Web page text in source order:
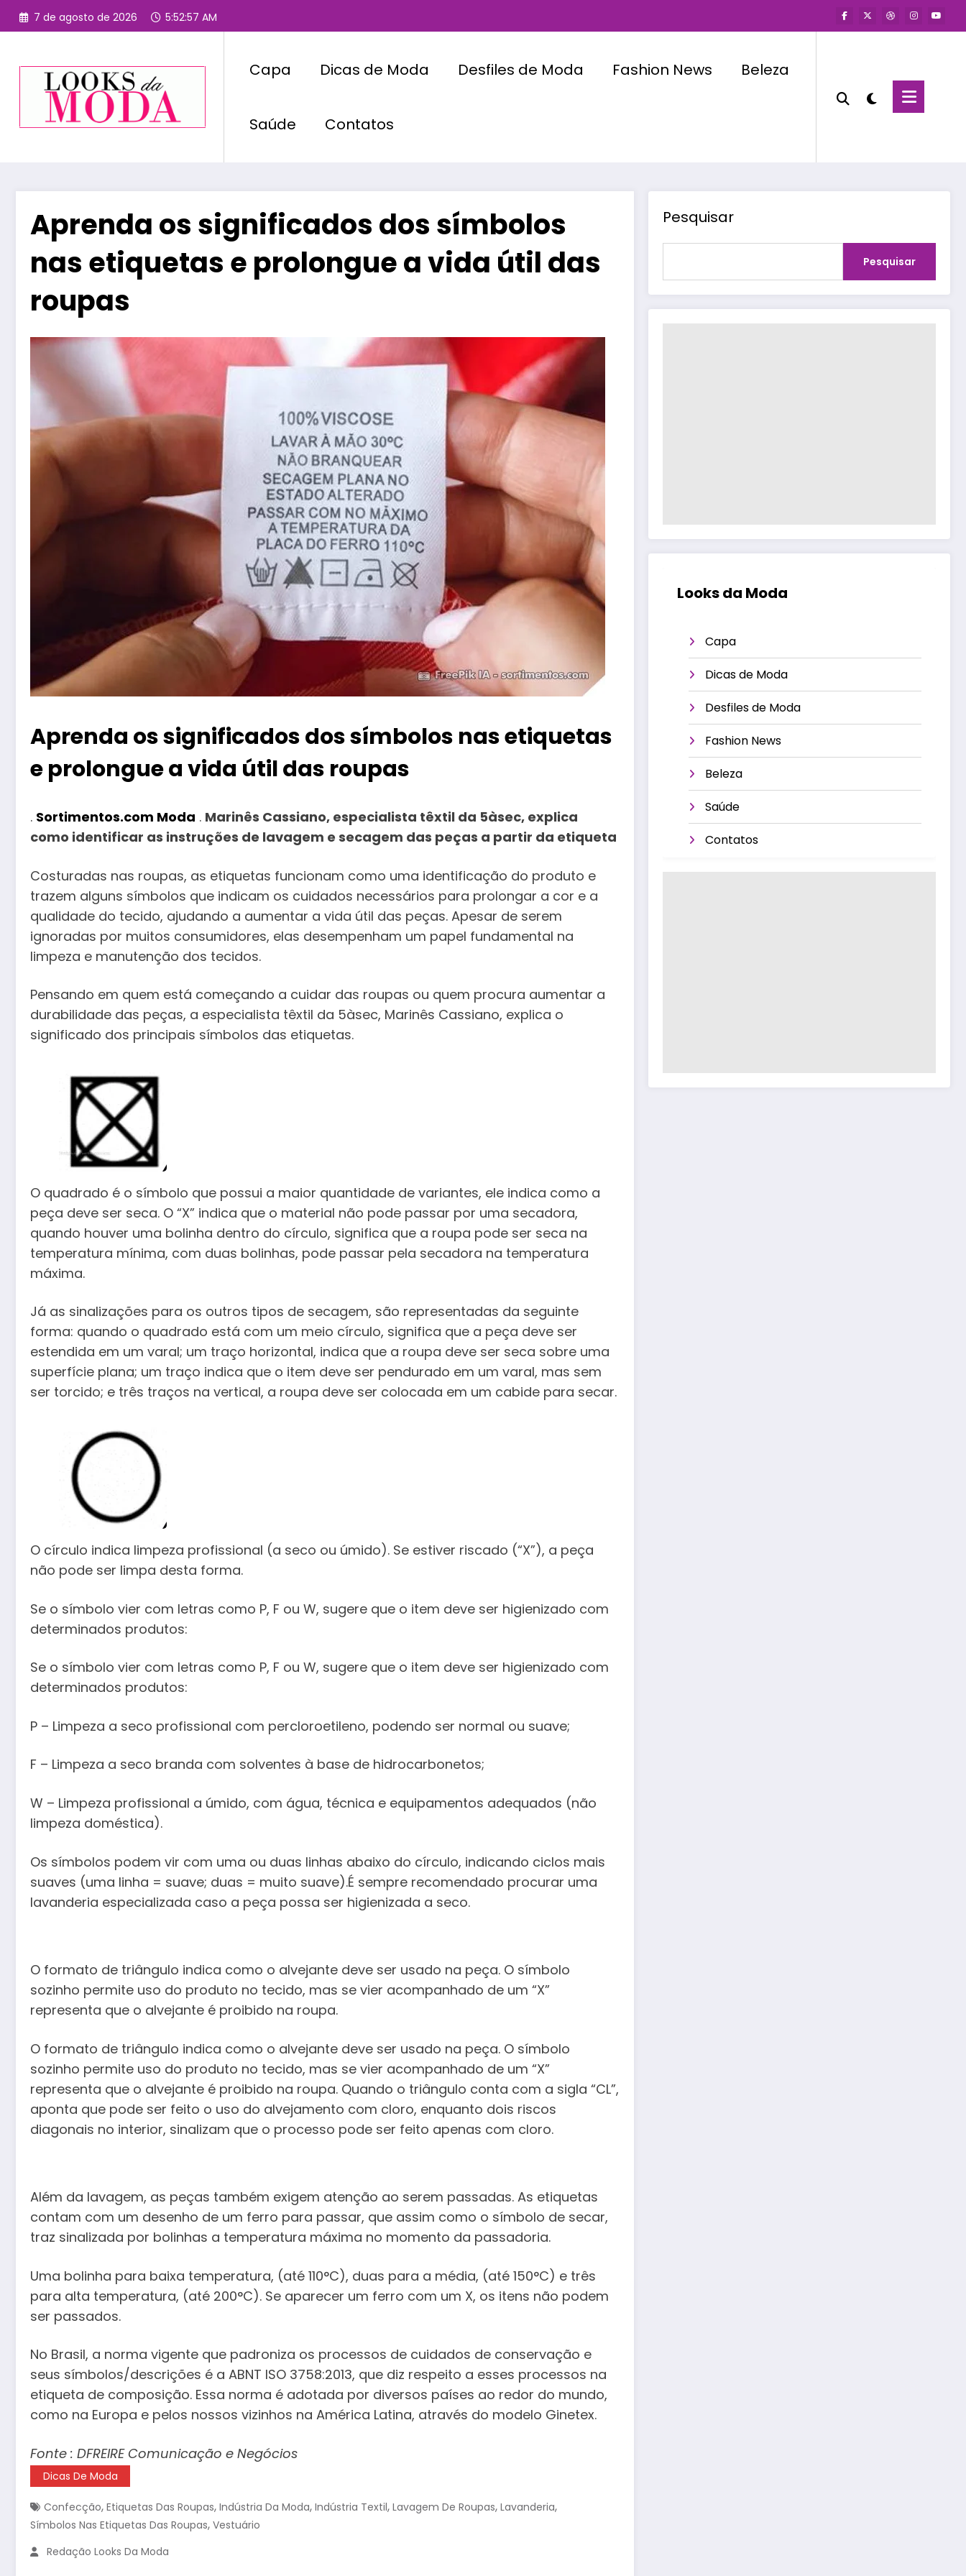
Pular
para
conteúdo
7 de agosto de 2026 5:52:58 AM
Capa Dicas de Moda Desfiles de Moda Fashion News Beleza
Saúde Contatos
Aprenda os significados dos símbolos
nas etiquetas e prolongue a vida útil das
roupas
Aprenda os significados dos símbolos nas etiquetas
e prolongue a vida útil das roupas
. Sortimentos.com Moda . Marinês Cassiano, especialista têxtil da 5àsec, explica
como identificar as instruções de lavagem e secagem das peças a partir da etiqueta
Costuradas nas roupas, as etiquetas funcionam como uma identificação do produto e
trazem alguns símbolos que indicam os cuidados necessários para prolongar a cor e a
qualidade do tecido, ajudando a aumentar a vida útil das peças. Apesar de serem
ignoradas por muitos consumidores, elas desempenham um papel fundamental na
limpeza e manutenção dos tecidos.
Pensando em quem está começando a cuidar das roupas ou quem procura aumentar a
durabilidade das peças, a especialista têxtil da 5àsec, Marinês Cassiano, explica o
significado dos principais símbolos das etiquetas.
O quadrado é o símbolo que possui a maior quantidade de variantes, ele indica como a
peça deve ser seca. O “X” indica que o material não pode passar por uma secadora,
quando houver uma bolinha dentro do círculo, significa que a roupa pode ser seca na
temperatura mínima, com duas bolinhas, pode passar pela secadora na temperatura
máxima.
Já as sinalizações para os outros tipos de secagem, são representadas da seguinte
forma: quando o quadrado está com um meio círculo, significa que a peça deve ser
estendida em um varal; um traço horizontal, indica que a roupa deve ser seca sobre uma
superfície plana; um traço indica que o item deve ser pendurado em um varal, mas sem
ser torcido; e três traços na vertical, a roupa deve ser colocada em um cabide para secar.
O círculo indica limpeza profissional (a seco ou úmido). Se estiver riscado (“X”), a peça
não pode ser limpa desta forma.
Se o símbolo vier com letras como P, F ou W, sugere que o item deve ser higienizado com
determinados produtos:
Se o símbolo vier com letras como P, F ou W, sugere que o item deve ser higienizado com
determinados produtos:
P – Limpeza a seco profissional com percloroetileno, podendo ser normal ou suave;
F – Limpeza a seco branda com solventes à base de hidrocarbonetos;
W – Limpeza profissional a úmido, com água, técnica e equipamentos adequados (não
limpeza doméstica).
Os símbolos podem vir com uma ou duas linhas abaixo do círculo, indicando ciclos mais
suaves (uma linha = suave; duas = muito suave).É sempre recomendado procurar uma
lavanderia especializada caso a peça possa ser higienizada a seco.
O formato de triângulo indica como o alvejante deve ser usado na peça. O símbolo
sozinho permite uso do produto no tecido, mas se vier acompanhado de um “X”
representa que o alvejante é proibido na roupa.
O formato de triângulo indica como o alvejante deve ser usado na peça. O símbolo
sozinho permite uso do produto no tecido, mas se vier acompanhado de um “X”
representa que o alvejante é proibido na roupa. Quando o triângulo conta com a sigla “CL”,
aponta que pode ser feito o uso do alvejamento com cloro, enquanto dois riscos
diagonais no interior, sinalizam que o processo pode ser feito apenas com cloro.
Além da lavagem, as peças também exigem atenção ao serem passadas. As etiquetas
contam com um desenho de um ferro para passar, que assim como o símbolo de secar,
traz sinalizada por bolinhas a temperatura máxima no momento da passadoria.
Uma bolinha para baixa temperatura, (até 110°C), duas para a média, (até 150°C) e três
para alta temperatura, (até 200°C). Se aparecer um ferro com um X, os itens não podem
ser passados.
No Brasil, a norma vigente que padroniza os processos de cuidados de conservação e
seus símbolos/descrições é a ABNT ISO 3758:2013, que diz respeito a esses processos na
etiqueta de composição. Essa norma é adotada por diversos países ao redor do mundo,
como na Europa e pelos nossos vizinhos na América Latina, através do modelo Ginetex.
Fonte : DFREIRE Comunicação e Negócios
Dicas De Moda
Confecção, Etiquetas Das Roupas, Indústria Da Moda, Indústria Textil, Lavagem De Roupas, Lavanderia,
Símbolos Nas Etiquetas Das Roupas, Vestuário
Redação Looks Da Moda
Pesquisar
Pesquisar
Looks da Moda
Capa
Dicas de Moda
Desfiles de Moda
Fashion News
Beleza
Saúde
Contatos